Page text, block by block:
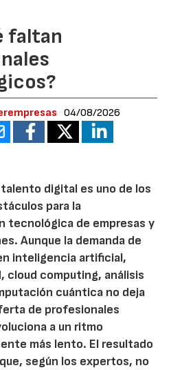
faltan
04/08/2026
digital es uno de los
para la
tecnológica de empresas y
Aunque la demanda de
inteligencia artificial,
cloud computing, análisis
cuántica no deja
de profesionales
a un ritmo
más lento. El resultado
según los expertos, no